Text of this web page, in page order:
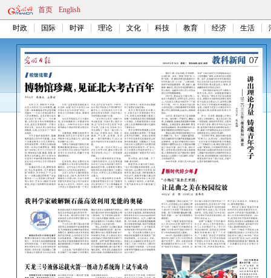
首页 English
时政 国际 时评 理论 文化 科技 教育 经济 生活